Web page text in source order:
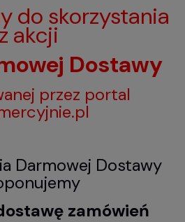
do skorzystania
z akcji
Dostawy
przez portal
Darmowej Dostawy
zamówień